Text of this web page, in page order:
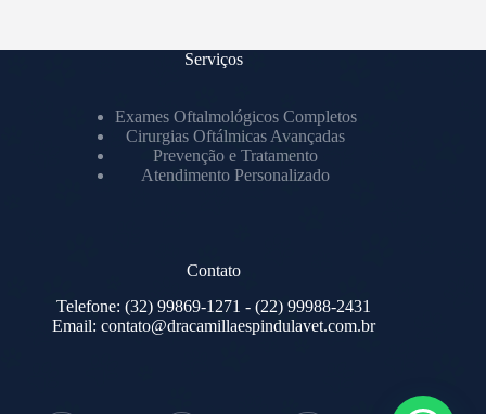
Serviços
Exames Oftalmológicos Completos
Cirurgias Oftálmicas Avançadas
Prevenção e Tratamento
Atendimento Personalizado
Contato
Telefone: (32) 99869-1271 - (22) 99988-2431
Email:contato@dracamillaespindulavet.com.br